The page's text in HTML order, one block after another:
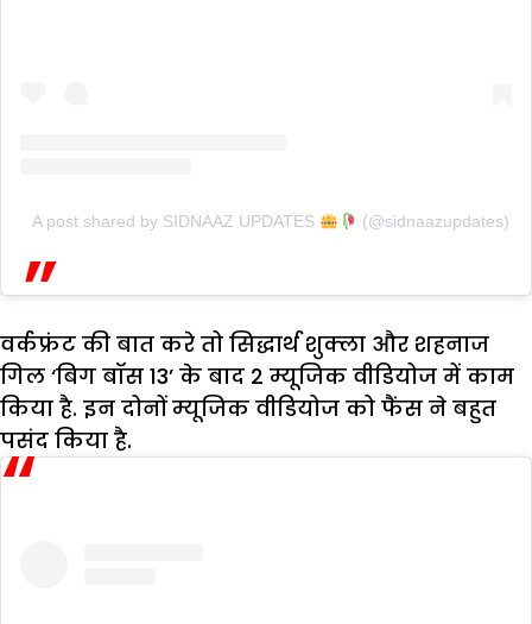
A post shared by SIDNAAZ UPDATES (@sidnaazupdates)
वर्कफ्रंट की बात करे तो सिद्धार्थ शुक्ला और शहनाज
गिल ‘बिग बॉस 13’ के बाद 2 म्यूजिक वीडियोज में काम
किया है. इन दोनों म्यूजिक वीडियोज को फैंस ने बहुत
पसंद किया है.